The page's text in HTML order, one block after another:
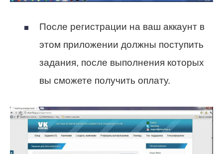
После регистрации на ваш аккаунт в
этом приложении должны поступить
задания, после выполнения которых
вы сможете получить оплату.